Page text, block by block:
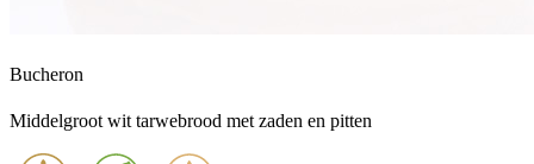
Bucheron
Middelgroot wit tarwebrood met zaden en pitten